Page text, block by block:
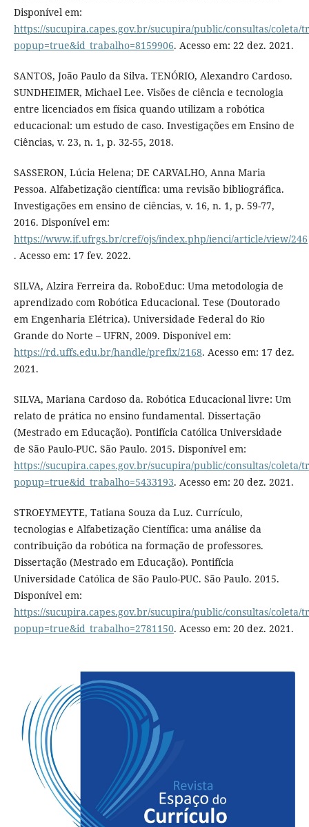
Disponível em:
https://sucupira.capes.gov.br/sucupira/public/consultas/coleta/
popup=true&id_trabalho=8159906. Acesso em: 22 dez. 2021.
SANTOS, João Paulo da Silva. TENÓRIO, Alexandro Cardoso.
SUNDHEIMER, Michael Lee. Visões de ciência e tecnologia
entre licenciados em física quando utilizam a robótica
educacional: um estudo de caso. Investigações em Ensino de
Ciências, v. 23, n. 1, p. 32-55, 2018.
SASSERON, Lúcia Helena; DE CARVALHO, Anna Maria
Pessoa. Alfabetização científica: uma revisão bibliográfica.
Investigações em ensino de ciências, v. 16, n. 1, p. 59-77,
2016. Disponível em:
https://www.if.ufrgs.br/cref/ojs/index.php/ienci/article/view/246
. Acesso em: 17 fev. 2022.
SILVA, Alzira Ferreira da. RoboEduc: Uma metodologia de
aprendizado com Robótica Educacional. Tese (Doutorado
em Engenharia Elétrica). Universidade Federal do Rio
Grande do Norte – UFRN, 2009. Disponível em:
https://rd.uffs.edu.br/handle/prefix/2168. Acesso em: 17 dez.
2021.
SILVA, Mariana Cardoso da. Robótica Educacional livre: Um
relato de prática no ensino fundamental. Dissertação
(Mestrado em Educação). Pontifícia Católica Universidade
de São Paulo-PUC. São Paulo. 2015. Disponível em:
https://sucupira.capes.gov.br/sucupira/public/consultas/coleta/
popup=true&id_trabalho=5433193. Acesso em: 20 dez. 2021.
STROEYMEYTE, Tatiana Souza da Luz. Currículo,
tecnologias e Alfabetização Científica: uma análise da
contribuição da robótica na formação de professores.
Dissertação (Mestrado em Educação). Pontifícia
Universidade Católica de São Paulo-PUC. São Paulo. 2015.
Disponível em:
https://sucupira.capes.gov.br/sucupira/public/consultas/coleta/
popup=true&id_trabalho=2781150. Acesso em: 20 dez. 2021.